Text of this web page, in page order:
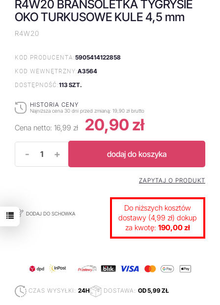
R4W20 BRANSOLETKA TYGRYSIE
OKO TURKUSOWE KULE 4,5 mm
R4W20
KOD PRODUCENTA:5905414122858
KOD WEWNĘTRZNY:A3564
DOSTĘPNOŚĆ:113 SZT.
HISTORIA CENY
Najniższa cena 30 dni przed zmianą: 19,90 zł brutto
Cena netto: 16,99 zł 20,90 zł
- + dodaj do koszyka
DODAJ DO SCHOWKA
ZAPYTAJ O PRODUKT
Do niższych kosztów
dostawy (4,99 zł) dokup
za kwotę: 190,00 zł
CZAS WYSYŁKI: 24H DOSTAWA: OD 5,99 ZŁ